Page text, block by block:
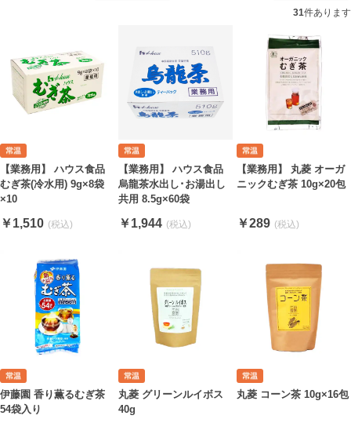
31件あります
【業務用】 ハウス食品
むぎ茶(冷水用) 9g×8袋
×10
￥1,510
【業務用】 ハウス食品
烏龍茶水出し･お湯出し
共用 8.5g×60袋
￥1,944
【業務用】 丸菱 オーガ
ニックむぎ茶 10g×20包
￥289
伊藤園 香り薫るむぎ茶
54袋入り
丸菱 グリーンルイボス
40g
丸菱 コーン茶 10g×16包